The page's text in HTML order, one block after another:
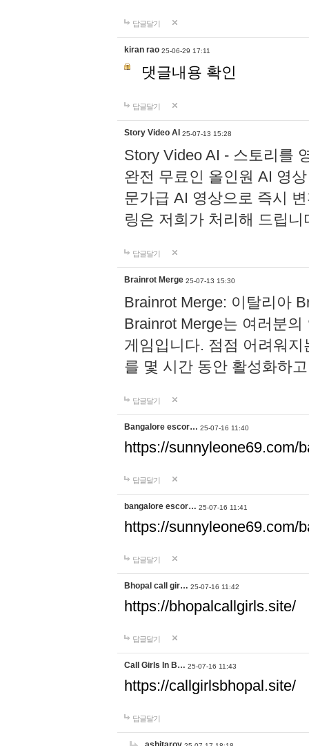
답글달기
kiran rao 25-06-29 17:11
댓글내용 확인
답글달기
Story Video AI 25-07-13 15:28
Story Video AI - 스토리를
완전 무료인 올인원 AI 영
문가급 AI 영상으로 즉시
링은 저희가 처리해 드립니
답글달기
Brainrot Merge 25-07-13 15:30
Brainrot Merge: 이탈리아
Brainrot Merge는 여러분
게임입니다. 점점 어려워
를 몇 시간 동안 활성화하
답글달기
Bangalore escor… 25-07-16 11:40
https://sunnyleone69.com/
답글달기
bangalore escor… 25-07-16 11:41
https://sunnyleone69.com/
답글달기
Bhopal call gir… 25-07-16 11:42
https://bhopalcallgirls.site/
답글달기
Call Girls In B… 25-07-16 11:43
https://callgirlsbhopal.site/
답글달기